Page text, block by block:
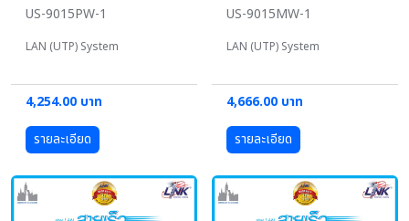
US-9015PW-1
LAN (UTP) System
4,254.00 บาท
รายละเอียด
US-9015MW-1
LAN (UTP) System
4,666.00 บาท
รายละเอียด